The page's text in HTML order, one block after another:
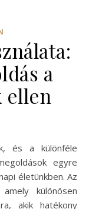
a
ellen
egyre
életünkben. Az
különösen
akik hatékony